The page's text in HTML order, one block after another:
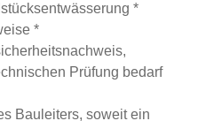
*
*
Prüfung bedarf
Bauleiters, soweit ein